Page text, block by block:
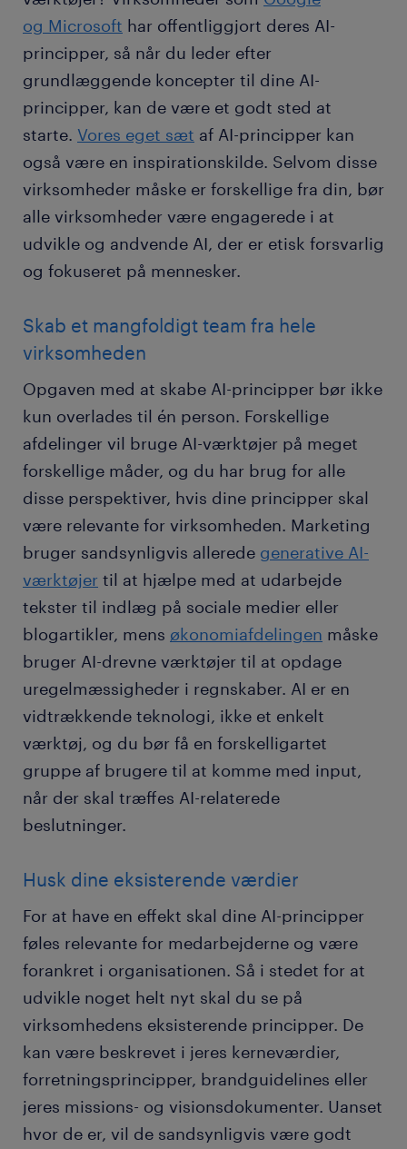
og Microsoft har offentliggjort deres AI-
principper, så når du leder efter
grundlæggende koncepter til dine AI-
principper, kan de være et godt sted at
starte. Vores eget sæt af AI-principper kan
også være en inspirationskilde. Selvom disse
virksomheder måske er forskellige fra din, bør
alle virksomheder være engagerede i at
udvikle og andvende AI, der er etisk forsvarlig
og fokuseret på mennesker.
Skab et mangfoldigt team fra hele
virksomheden
Opgaven med at skabe AI-principper bør ikke
kun overlades til én person. Forskellige
afdelinger vil bruge AI-værktøjer på meget
forskellige måder, og du har brug for alle
disse perspektiver, hvis dine principper skal
være relevante for virksomheden. Marketing
bruger sandsynligvis allerede generative AI-
værktøjer til at hjælpe med at udarbejde
tekster til indlæg på sociale medier eller
blogartikler, mens økonomiafdelingen måske
bruger AI-drevne værktøjer til at opdage
uregelmæssigheder i regnskaber. AI er en
vidtrækkende teknologi, ikke et enkelt
værktøj, og du bør få en forskelligartet
gruppe af brugere til at komme med input,
når der skal træffes AI-relaterede
beslutninger.
Husk dine eksisterende værdier
For at have en effekt skal dine AI-principper
føles relevante for medarbejderne og være
forankret i organisationen. Så i stedet for at
udvikle noget helt nyt skal du se på
virksomhedens eksisterende principper. De
kan være beskrevet i jeres kerneværdier,
forretningsprincipper, brandguidelines eller
jeres missions- og visionsdokumenter. Uanset
hvor de er, vil de sandsynligvis være godt